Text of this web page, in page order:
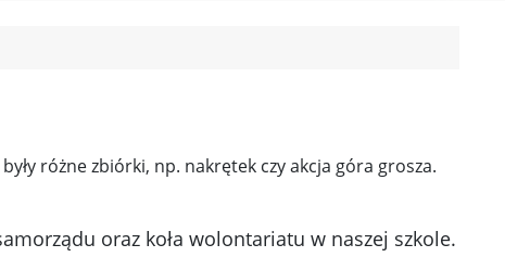
różne zbiórki, np. nakrętek czy akcja góra grosza.
oraz koła wolontariatu w naszej szkole.